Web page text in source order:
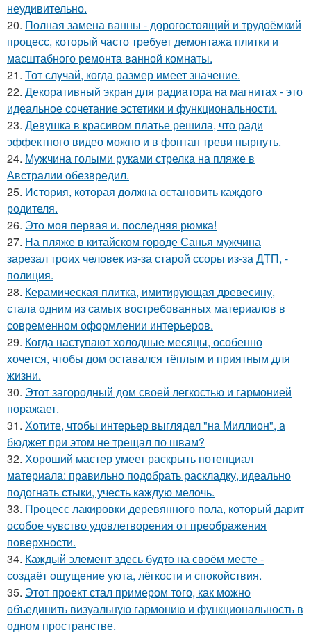
неудивительно.
20. Полная замена ванны - дорогостоящий и трудоёмкий
процесс, который часто требует демонтажа плитки и
масштабного ремонта ванной комнаты.
21. Тот случай, когда размер имеет значение.
22. Декоративный экран для радиатора на магнитах - это
идеальное сочетание эстетики и функциональности.
23. Девушка в красивом платье решила, что ради
эффектного видео можно и в фонтан треви нырнуть.
24. Мужчина голыми руками стрелка на пляже в
Австралии обезвредил.
25. История, которая должна остановить каждого
родителя.
26. Это моя первая и. последняя рюмка!
27. На пляже в китайском городе Санья мужчина
зарезал троих человек из-за старой ссоры из-за ДТП, -
полиция.
28. Керамическая плитка, имитирующая древесину,
стала одним из самых востребованных материалов в
современном оформлении интерьеров.
29. Когда наступают холодные месяцы, особенно
хочется, чтобы дом оставался тёплым и приятным для
жизни.
30. Этот загородный дом своей легкостью и гармонией
поражает.
31. Хотите, чтобы интерьер выглядел "на Миллион", а
бюджет при этом не трещал по швам?
32. Хороший мастер умеет раскрыть потенциал
материала: правильно подобрать раскладку, идеально
подогнать стыки, учесть каждую мелочь.
33. Процесс лакировки деревянного пола, который дарит
особое чувство удовлетворения от преображения
поверхности.
34. Каждый элемент здесь будто на своём месте -
создаёт ощущение уюта, лёгкости и спокойствия.
35. Этот проект стал примером того, как можно
объединить визуальную гармонию и функциональность в
одном пространстве.